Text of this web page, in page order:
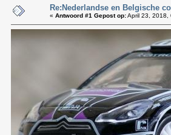
Re:Nederlandse en Belgische
« Antwoord #1 Gepost op:April 23, 2018,